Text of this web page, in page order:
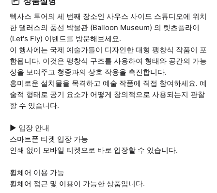
텍사스 투어의 세 번째 장소인 사우스 사이드 스튜디오에 위치
한 댈러스의 풍선 박물관 (Balloon Museum) 의 렛츠플라이
(Let's Fly) 이벤트를 방문해보세요.
이 행사에는 국제 예술가들이 디자인한 대형 팽창식 작품이 포
함됩니다. 이것은 팽창식 구조를 사용하여 형태와 공간의 가능
성을 보여주고 청중과의 상호 작용을 촉진합니다.
흥미로운 설치물을 목격하고 예술 작품에 직접 참여하세요. 예
술적 형태로 공기 요소가 어떻게 창의적으로 사용되는지 관찰
할 수 있습니다.
▶ 입장 안내
스마트폰 티켓 입장 가능
인쇄 없이 모바일 티켓으로 바로 입장할 수 있습니다.
휠체어 이용 가능
휠체어 접근 및 이용이 가능한 상품입니다.